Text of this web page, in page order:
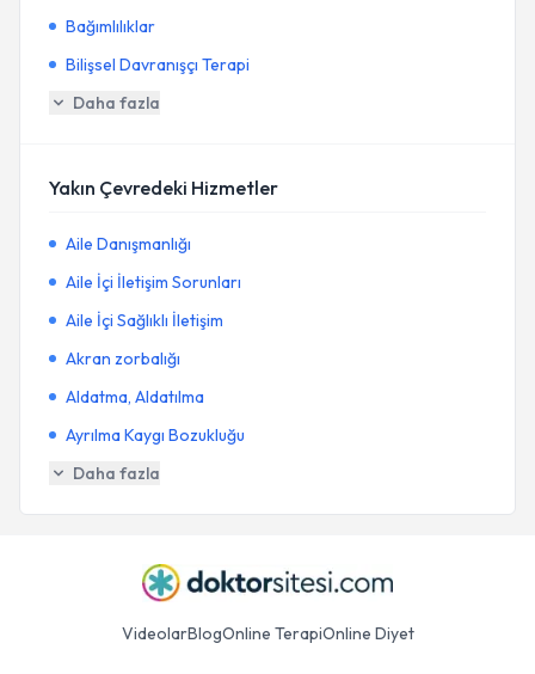
Bağımlılıklar
Bilişsel Davranışçı Terapi
Daha fazla
Yakın Çevredeki Hizmetler
Aile Danışmanlığı
Aile İçi İletişim Sorunları
Aile İçi Sağlıklı İletişim
Akran zorbalığı
Aldatma, Aldatılma
Ayrılma Kaygı Bozukluğu
Daha fazla
VideolarBlogOnline TerapiOnline Diyet